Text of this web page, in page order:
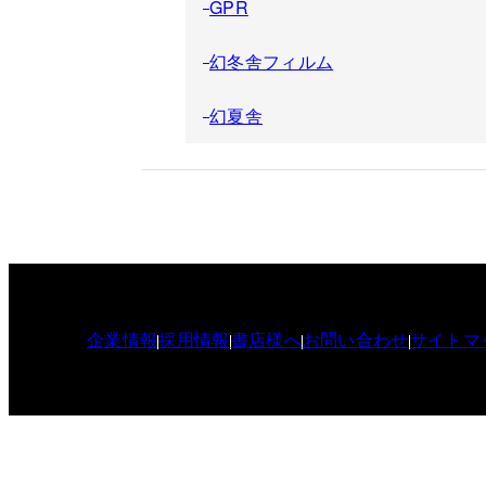
GPR
幻冬舎フィルム
幻夏舎
企業情報採用情報書店様へお問い合わせサイトマ